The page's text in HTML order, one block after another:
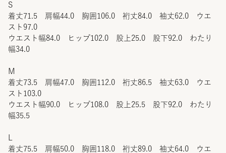
S
着丈71.5 肩幅44.0 胸囲106.0 裄丈84.0 袖丈62.0 ウエ
スト97.0
ウエスト幅84.0 ヒップ102.0 股上25.0 股下92.0 わたり
幅34.0
M
着丈73.5 肩幅47.0 胸囲112.0 裄丈86.5 袖丈63.0 ウエ
スト103.0
ウエスト幅90.0 ヒップ108.0 股上25.5 股下92.0 わたり
幅35.5
着丈75.5 肩幅50.0 胸囲118.0 裄丈89.0 袖丈64.0 ウエ